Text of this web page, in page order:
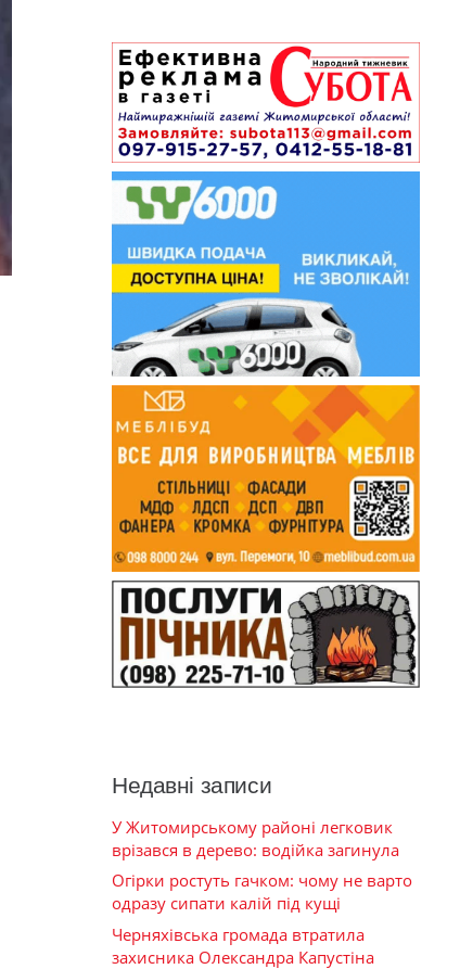
Недавні записи
У Житомирському районі легковик
врізався в дерево: водійка загинула
Огірки ростуть гачком: чому не варто
одразу сипати калій під кущі
Черняхівська громада втратила
захисника Олександра Капустіна